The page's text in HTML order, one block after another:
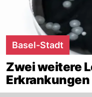
Basel-Stadt
Zwei weitere